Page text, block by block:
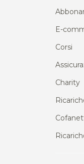
E-
Corsi
Charity